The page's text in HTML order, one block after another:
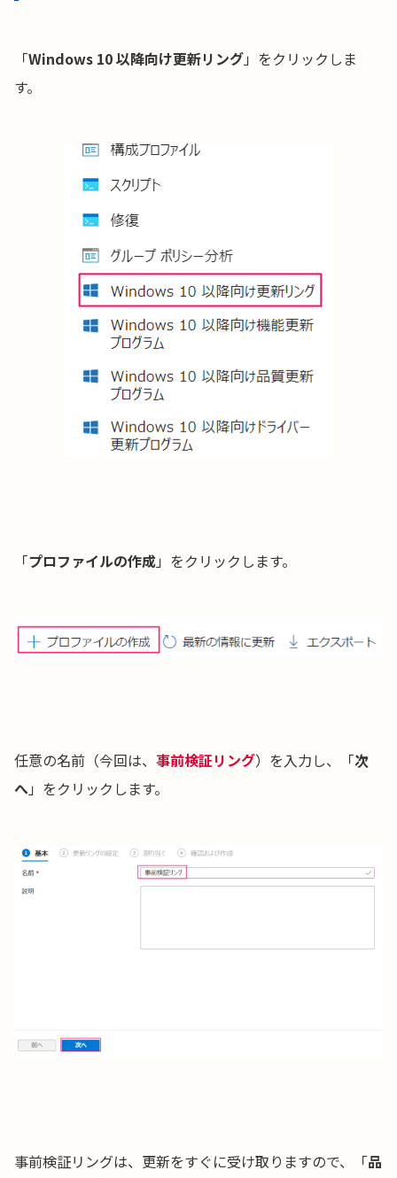
「Windows 10 以降向け更新リング」をクリックしま
す。
「プロファイルの作成」をクリックします。
任意の名前（今回は、 事前検証リング）を入力し、「次
へ」をクリックします。
事前検証リングは、更新をすぐに受け取りますので、「品